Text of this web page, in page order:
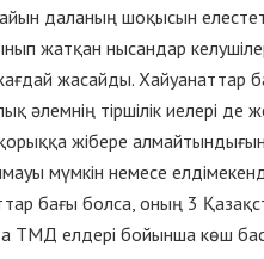
сайын даланың шоқысын
жатқан нысандар
жасайды. Хайуанаттар
әлемнің тіршілік иелері де
жібере алмайтындығын
мүмкін немесе
бағы болса, оның 3
ТМД елдері бойынша көш